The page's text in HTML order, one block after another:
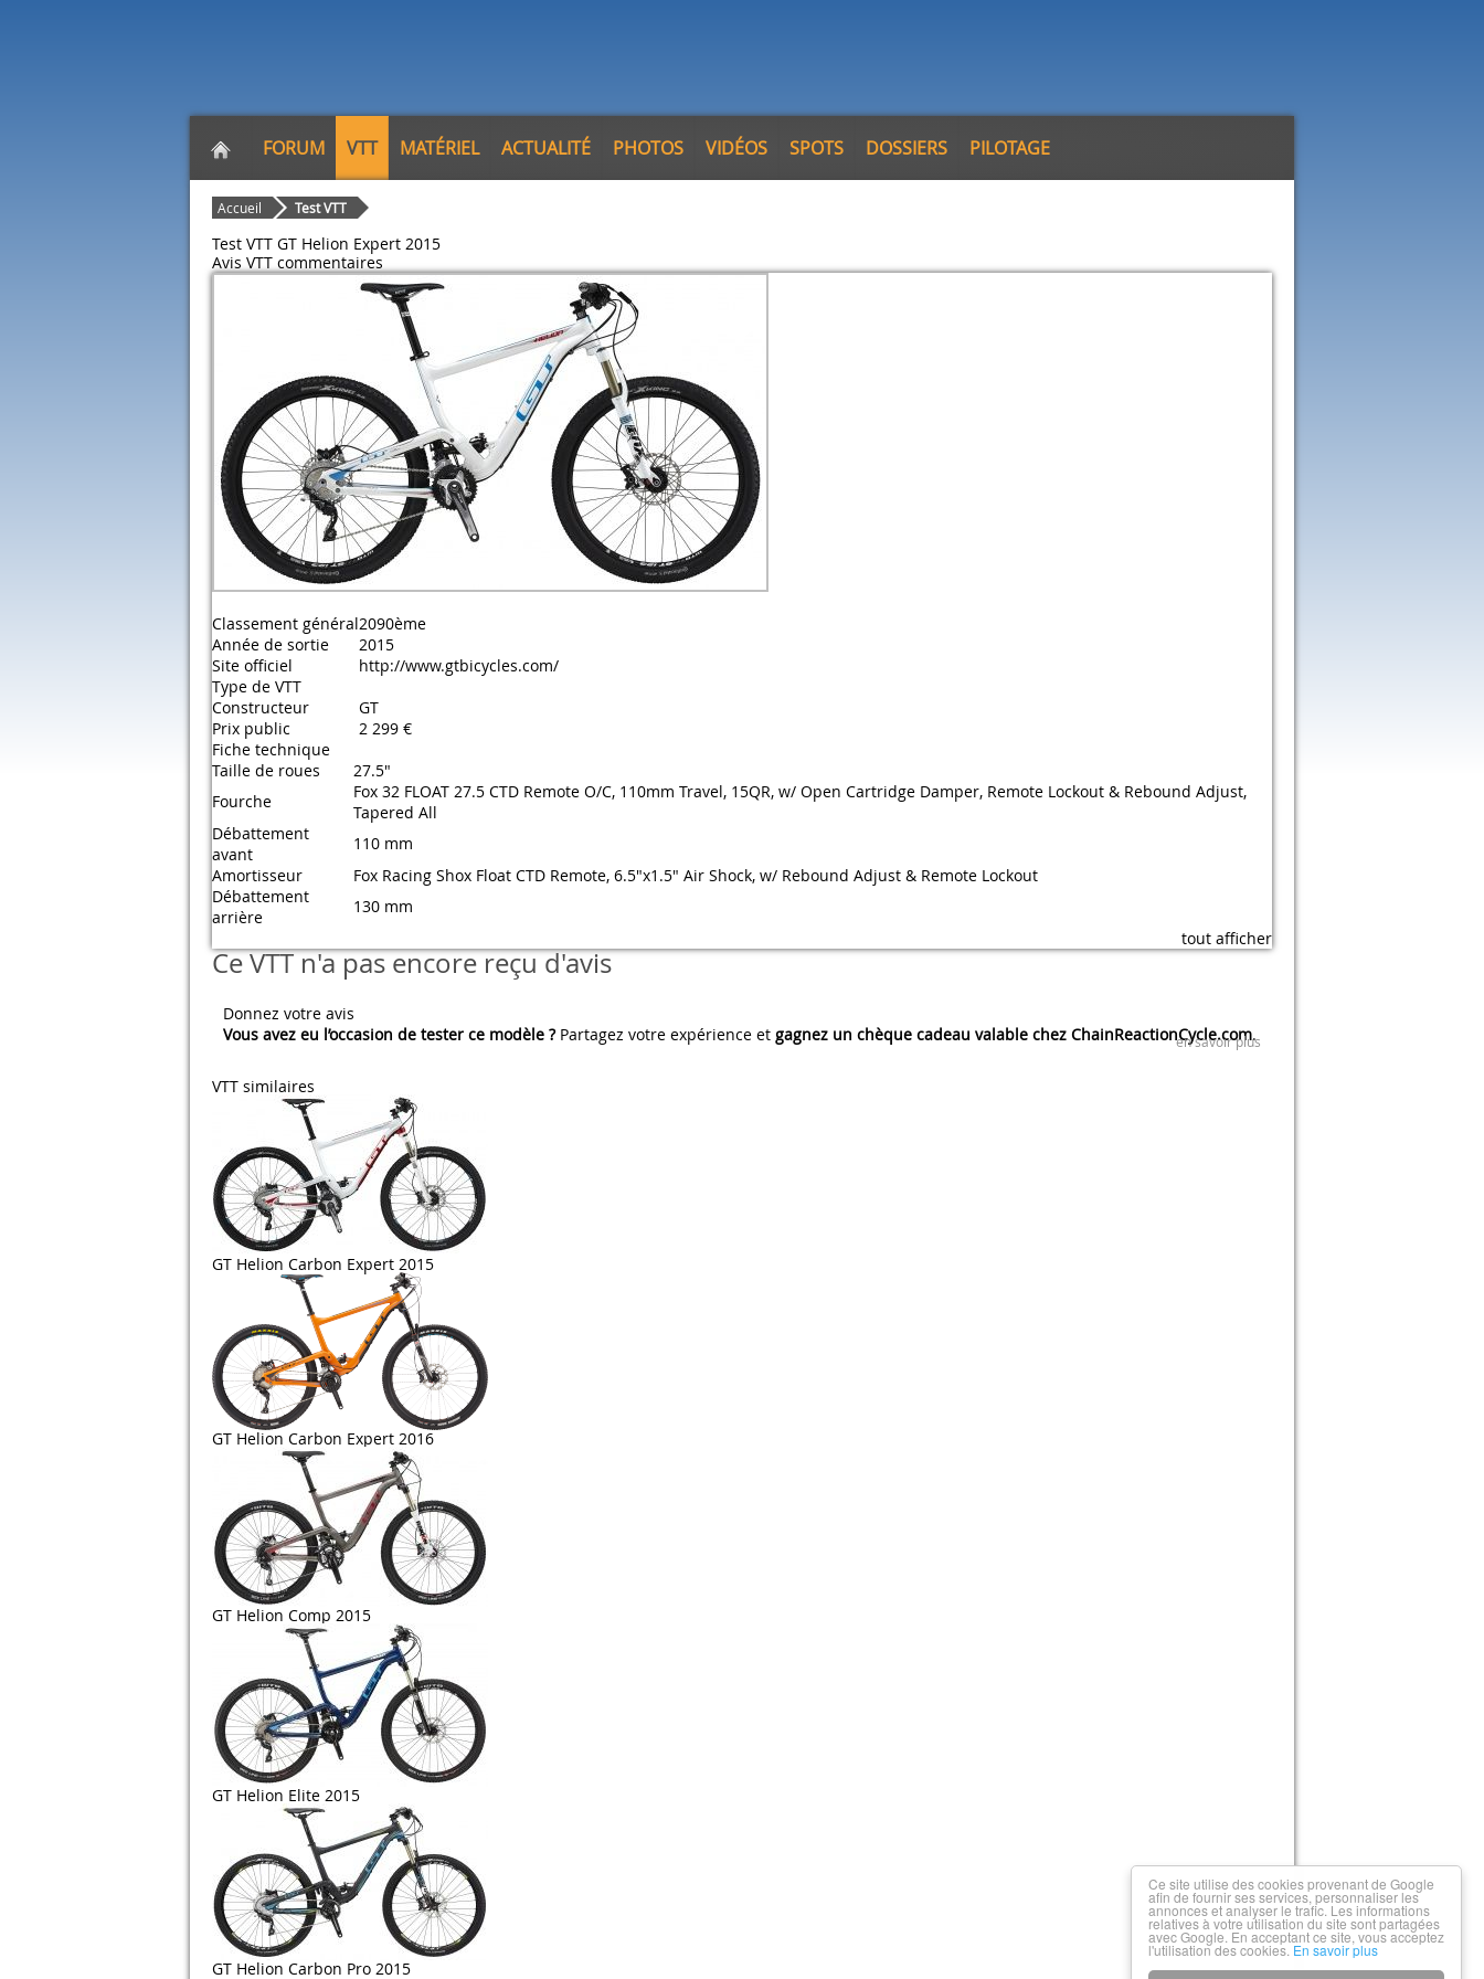
FORUM VTT MATÉRIEL ACTUALITÉ PHOTOS VIDÉOS SPOTS DOSSIERS PILOTAGE
Accueil Test VTT
Test VTT GT Helion Expert 2015
Avis VTT commentaires
Classement général2090ème
Année de sortie
2015
Site officiel
http://www.gtbicycles.com/
Type de VTT
Constructeur
GT
Prix public
2 299 €
Fiche technique
Taille de roues
27.5"
Fourche
Fox 32 FLOAT 27.5 CTD Remote O/C, 110mm Travel, 15QR, w/ Open Cartridge Damper, Remote Lockout & Rebound Adjust,
Tapered All
Débattement
avant
110 mm
Amortisseur
Fox Racing Shox Float CTD Remote, 6.5"x1.5" Air Shock, w/ Rebound Adjust & Remote Lockout
Débattement
arrière
130 mm
tout afficher
Ce VTT n'a pas encore reçu d'avis
Donnez votre avis
Vous avez eu l’occasion de tester ce modèle ?Partagez votre expérience et gagnez un chèque cadeau valable chez ChainReactionCycle.com.
en savoir plus
VTT similaires
GT Helion Carbon Expert 2015
GT Helion Carbon Expert 2016
GT Helion Comp 2015
GT Helion Elite 2015
GT Helion Carbon Pro 2015
Ce site utilise des cookies provenant de Google
afin de fournir ses services, personnaliser les
annonces et analyser le trafic. Les informations
relatives à votre utilisation du site sont partagées
avec Google. En acceptant ce site, vous acceptez
l'utilisation des cookies. En savoir plus